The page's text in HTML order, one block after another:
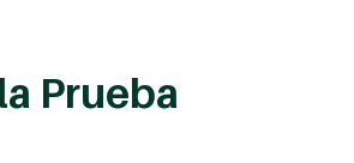
Prueba